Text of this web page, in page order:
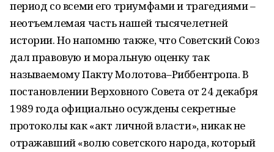
период со всеми его триумфами и трагедиями –
неотъемлемая часть нашей тысячелетней
истории. Но напомню также, что Советский Союз
дал правовую и моральную оценку так
называемому Пакту Молотова–Риббентропа. В
постановлении Верховного Совета от 24 декабря
1989 года официально осуждены секретные
протоколы как «акт личной власти», никак не
отражавший «волю советского народа, который